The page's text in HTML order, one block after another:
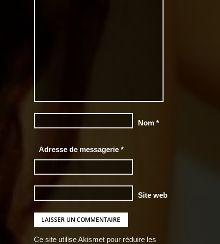
Nom *
Adresse de messagerie *
Site web
Ce site utilise Akismet pour réduire les